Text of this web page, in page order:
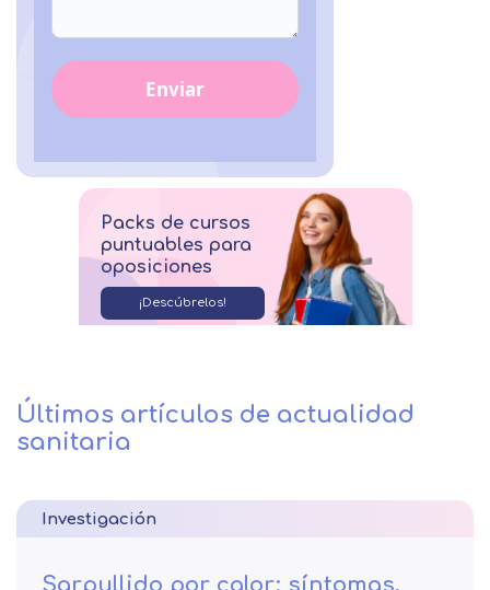
Enviar
Packs de cursos
puntuables para
oposiciones
¡Descúbrelos!
Últimos artículos de actualidad
sanitaria
Investigación